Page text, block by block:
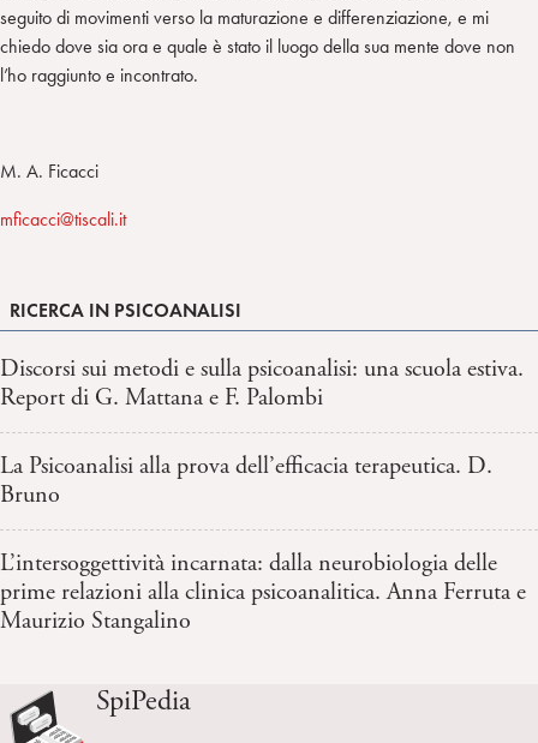
seguito di movimenti verso la maturazione e differenziazione, e mi
chiedo dove sia ora e quale è stato il luogo della sua mente dove non
l’ho raggiunto e incontrato.
M. A. Ficacci
mficacci@tiscali.it
RICERCA IN PSICOANALISI
Discorsi sui metodi e sulla psicoanalisi: una scuola estiva.
Report di G. Mattana e F. Palombi
La Psicoanalisi alla prova dell’efficacia terapeutica. D.
Bruno
L’intersoggettività incarnata: dalla neurobiologia delle
prime relazioni alla clinica psicoanalitica. Anna Ferruta e
Maurizio Stangalino
SpiPedia